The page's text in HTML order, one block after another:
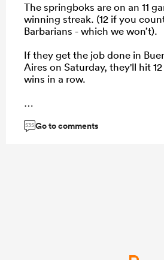
The springboks are on an 11
winning streak. (12 if you
Barbarians - which we won’t).
If they get the job done in
Aires on Saturday, they'll hit 12
wins in a row.
...
535Go to comments